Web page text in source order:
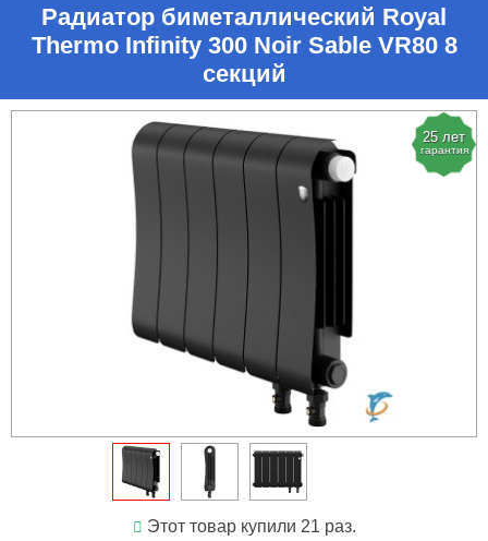
Радиатор биметаллический Royal
Thermo Infinity 300 Noir Sable VR80 8
секций
25 лет
гарантия
Этот товар купили 21 раз.